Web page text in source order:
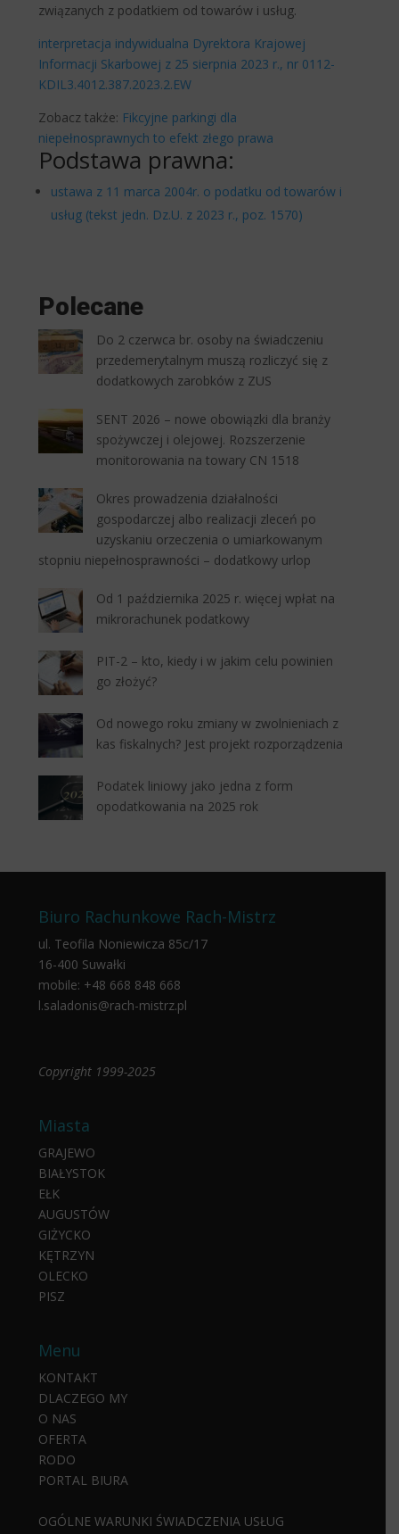
związanych z podatkiem od towarów i usług.
interpretacja indywidualna Dyrektora Krajowej
Informacji Skarbowej z 25 sierpnia 2023 r., nr 0112-
KDIL3.4012.387.2023.2.EW
Zobacz także: Fikcyjne parkingi dla
niepełnosprawnych to efekt złego prawa
Podstawa prawna:
ustawa z 11 marca 2004r. o podatku od towarów i
usług (tekst jedn. Dz.U. z 2023 r., poz. 1570)
Polecane
Do 2 czerwca br. osoby na świadczeniu
przedemerytalnym muszą rozliczyć się z
dodatkowych zarobków z ZUS
SENT 2026 – nowe obowiązki dla branży
spożywczej i olejowej. Rozszerzenie
monitorowania na towary CN 1518
Okres prowadzenia działalności
gospodarczej albo realizacji zleceń po
uzyskaniu orzeczenia o umiarkowanym
stopniu niepełnosprawności – dodatkowy urlop
Od 1 października 2025 r. więcej wpłat na
mikrorachunek podatkowy
PIT-2 – kto, kiedy i w jakim celu powinien
go złożyć?
Od nowego roku zmiany w zwolnieniach z
kas fiskalnych? Jest projekt rozporządzenia
Podatek liniowy jako jedna z form
opodatkowania na 2025 rok
Biuro Rachunkowe Rach-Mistrz
ul. Teofila Noniewicza 85c/17
16-400 Suwałki
mobile: +48 668 848 668
l.saladonis@rach-mistrz.pl
Copyright 1999-2025
Miasta
GRAJEWO
BIAŁYSTOK
EŁK
AUGUSTÓW
GIŻYCKO
KĘTRZYN
OLECKO
PISZ
Menu
KONTAKT
DLACZEGO MY
O NAS
OFERTA
RODO
PORTAL BIURA
OGÓLNE WARUNKI ŚWIADCZENIA USŁUG